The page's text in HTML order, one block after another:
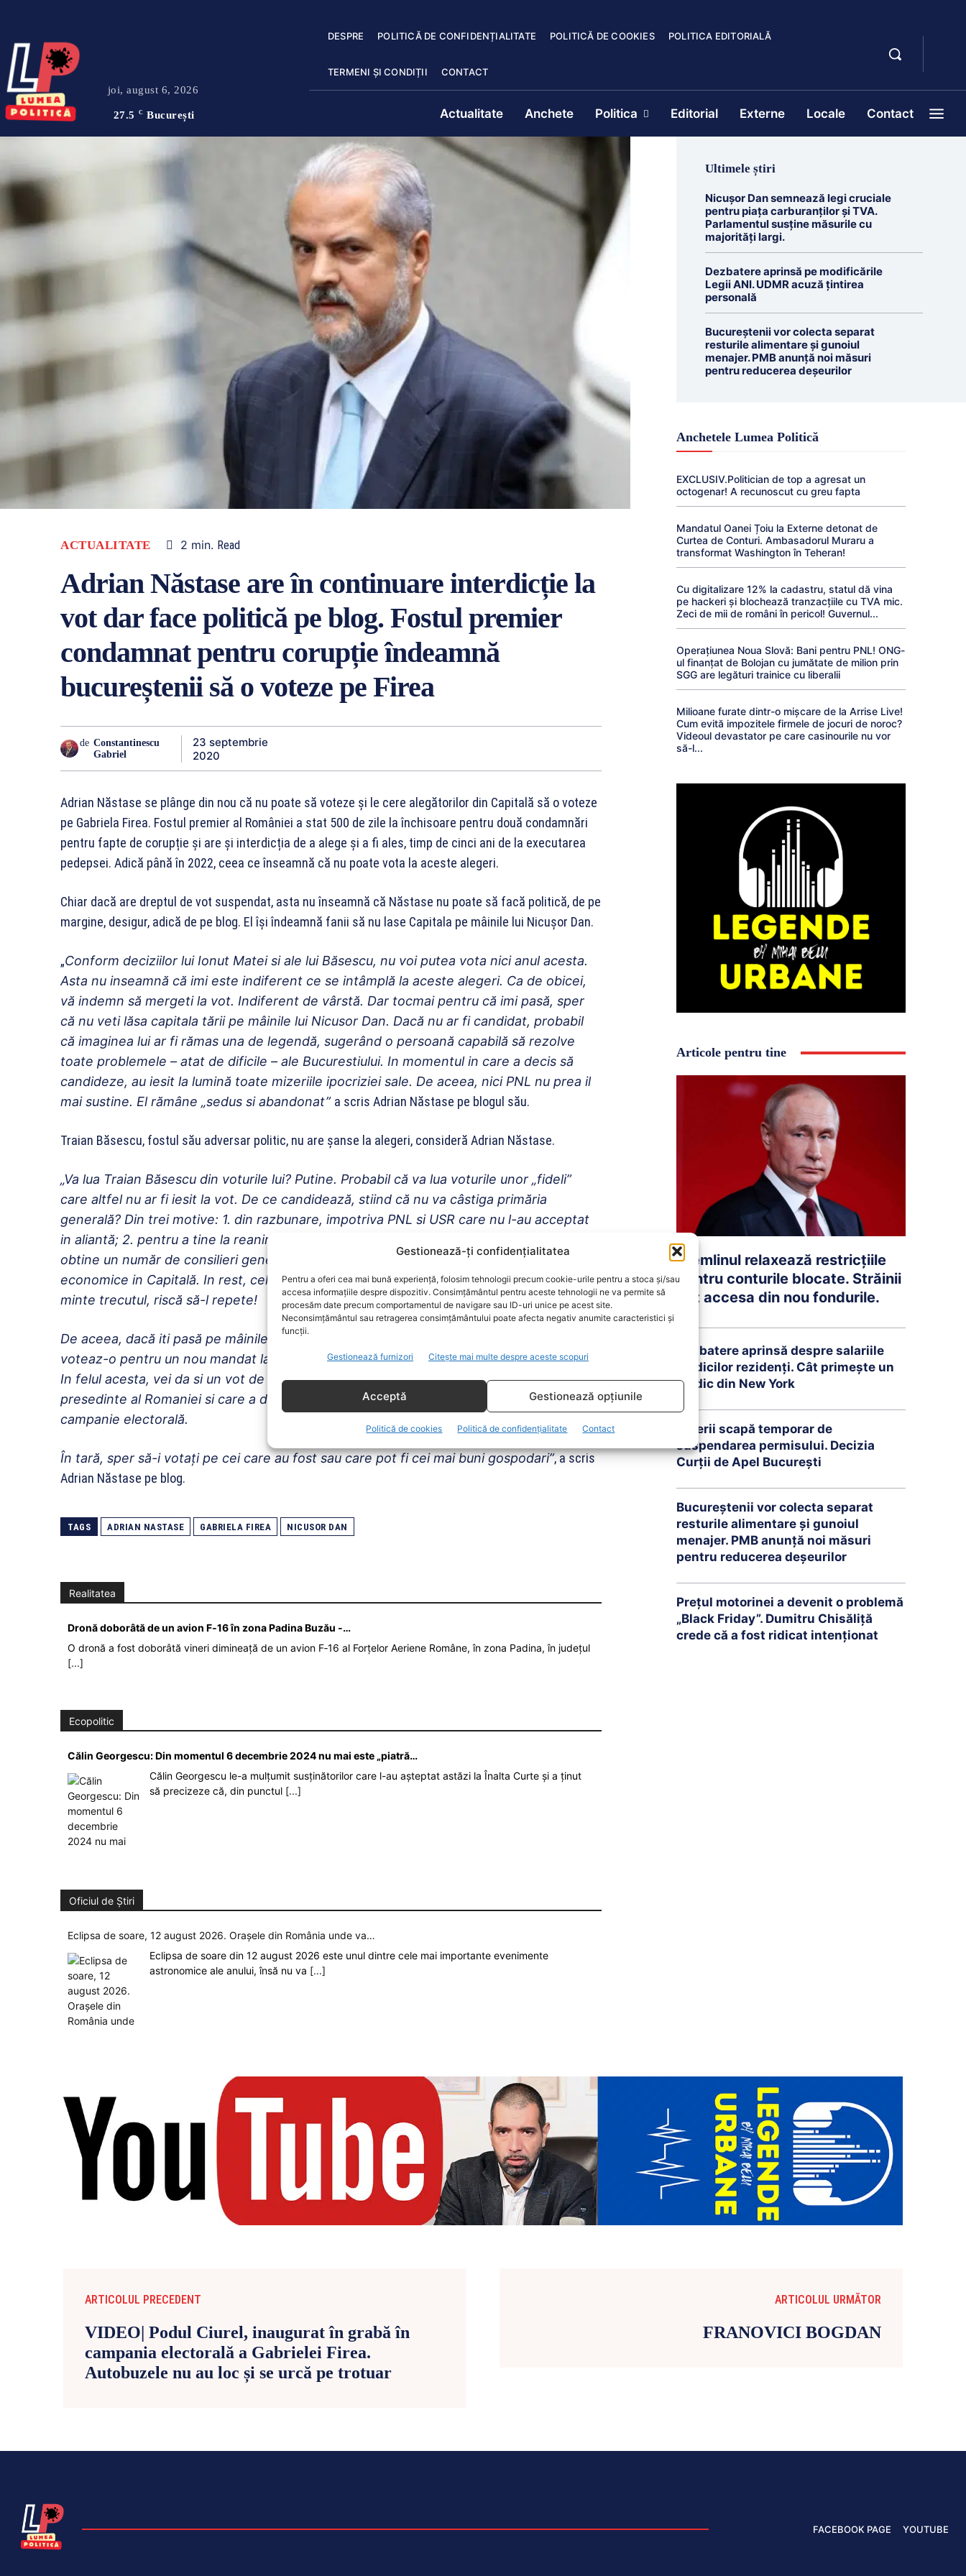
Gestionează-ți confidențialitatea
Pentru a oferi cea mai bună experiență, folosim tehnologii precum cookie-urile pentru a stoca și/sau
accesa informațiile despre dispozitiv. Consimțământul pentru aceste tehnologii ne va permite să
procesăm date precum comportamentul de navigare sau ID-uri unice pe acest site.
Neconsimțământul sau retragerea consimțământului poate afecta negativ anumite caracteristici și
funcții.
Gestionează furnizori Citește mai multe despre aceste scopuri
Acceptă Gestionează opțiunile
Politică de cookies Politică de confidențialitate Contact
joi, august 6, 2026
27.5 C București
DESPRE POLITICĂ DE CONFIDENȚIALITATE POLITICĂ DE COOKIES POLITICA EDITORIALĂ
TERMENI ȘI CONDIȚII CONTACT
Actualitate Anchete Politica Editorial Externe Locale Contact
ACTUALITATE 2 min. Read
Adrian Năstase are în continuare interdicție la
vot dar face politică pe blog. Fostul premier
condamnat pentru corupție îndeamnă
bucureștenii să o voteze pe Firea
de Constantinescu
Gabriel
23 septembrie
2020
Adrian Năstase se plânge din nou că nu poate să voteze și le cere alegătorilor din Capitală să o voteze
pe Gabriela Firea. Fostul premier al României a stat 500 de zile la închisoare pentru două condamnări
pentru fapte de corupție și are și interdicția de a alege și a fi ales, timp de cinci ani de la executarea
pedepsei. Adică până în 2022, ceea ce înseamnă că nu poate vota la aceste alegeri.
Chiar dacă are dreptul de vot suspendat, asta nu înseamnă că Năstase nu poate să facă politică, de pe
margine, desigur, adică de pe blog. El își îndeamnă fanii să nu lase Capitala pe mâinile lui Nicușor Dan.
„Conform deciziilor lui Ionut Matei si ale lui Băsescu, nu voi putea vota nici anul acesta.
Asta nu inseamnă că imi este indiferent ce se intâmplă la aceste alegeri. Ca de obicei,
vă indemn să mergeti la vot. Indiferent de vârstă. Dar tocmai pentru că imi pasă, sper
că nu veti lăsa capitala tării pe mâinile lui Nicusor Dan. Dacă nu ar fi candidat, probabil
că imaginea lui ar fi rămas una de legendă, sugerând o persoană capabilă să rezolve
toate problemele – atat de dificile – ale Bucurestiului. In momentul in care a decis să
candideze, au iesit la lumină toate mizeriile ipocriziei sale. De aceea, nici PNL nu prea il
mai sustine. El rămâne „sedus si abandonat” a scris Adrian Năstase pe blogul său.
Traian Băsescu, fostul său adversar politic, nu are șanse la alegeri, consideră Adrian Năstase.
„Va lua Traian Băsescu din voturile lui? Putine. Probabil că va lua voturile unor „fideli”
care altfel nu ar fi iesit la vot. De ce candidează, stiind că nu va câstiga primăria
generală? Din trei motive: 1. din razbunare, impotriva PNL si USR care nu l-au acceptat
in aliantă; 2. pentru a tine la reanimare PMP, până la alegerile parlamentare; 3. pentru a
obtine un număr de consilieri generali (si locali) cu care să participe la diferite jocuri
economice in Capitală. In rest, celor care vor să-l voteze, le amintesc că cei care nu tin
minte trecutul, riscă să-l repete!
De aceea, dacă iti pasă pe mâinile cui iti lasi orasul, respectând indemnul de la Digi24,
voteaz-o pentru un nou mandat la Primăria generală a Bucurestiului, pe Gabriela Firea.
In felul acesta, vei da si un vot de neincredere celui care ar fi trebuit să fie impartial ca
presedinte al Romaniei si care a devenit un jalnic purtător de cuvânt al PNL in această
campanie electorală.
În tară, sper să-i votați pe cei care au fost sau care pot fi cei mai buni gospodari”, a scris
Adrian Năstase pe blog.
TAGS ADRIAN NASTASE GABRIELA FIREA NICUSOR DAN
Realitatea
Dronă doborâtă de un avion F‑16 în zona Padina Buzău -…
O dronă a fost doborâtă vineri dimineață de un avion F‑16 al Forțelor Aeriene Române, în zona Padina, în județul
[...]
Ecopolitic
Călin Georgescu: Din momentul 6 decembrie 2024 nu mai este „piatră…
Călin Georgescu le-a mulțumit susținătorilor care l-au așteptat astăzi la Înalta Curte și a ținut
să precizeze că, din punctul [...]
Oficiul de Știri
Eclipsa de soare, 12 august 2026. Orașele din România unde va…
Eclipsa de soare din 12 august 2026 este unul dintre cele mai importante evenimente
astronomice ale anului, însă nu va [...]
Ultimele știri
Nicușor Dan semnează legi cruciale
pentru piața carburanților și TVA.
Parlamentul susține măsurile cu
majorități largi.
Dezbatere aprinsă pe modificările
Legii ANI. UDMR acuză țintirea
personală
Bucureștenii vor colecta separat
resturile alimentare și gunoiul
menajer. PMB anunță noi măsuri
pentru reducerea deșeurilor
Anchetele Lumea Politică
EXCLUSIV.Politician de top a agresat un
octogenar! A recunoscut cu greu fapta
Mandatul Oanei Țoiu la Externe detonat de
Curtea de Conturi. Ambasadorul Muraru a
transformat Washington în Teheran!
Cu digitalizare 12% la cadastru, statul dă vina
pe hackeri și blochează tranzacțiile cu TVA mic.
Zeci de mii de români în pericol! Guvernul...
Operațiunea Noua Slovă: Bani pentru PNL! ONG-
ul finanțat de Bolojan cu jumătate de milion prin
SGG are legături trainice cu liberalii
Milioane furate dintr-o mișcare de la Arrise Live!
Cum evită impozitele firmele de jocuri de noroc?
Videoul devastator pe care casinourile nu vor
să-l...
Articole pentru tine
Kremlinul relaxează restricțiile
pentru conturile blocate. Străinii
pot accesa din nou fondurile.
Dezbatere aprinsă despre salariile
medicilor rezidenți. Cât primește un
medic din New York
Șoferii scapă temporar de
suspendarea permisului. Decizia
Curții de Apel București
Bucureștenii vor colecta separat
resturile alimentare și gunoiul
menajer. PMB anunță noi măsuri
pentru reducerea deșeurilor
Prețul motorinei a devenit o problemă
„Black Friday”. Dumitru Chisăliță
crede că a fost ridicat intenționat
ARTICOLUL PRECEDENT
VIDEO| Podul Ciurel, inaugurat în grabă în
campania electorală a Gabrielei Firea.
Autobuzele nu au loc și se urcă pe trotuar
ARTICOLUL URMĂTOR
FRANOVICI BOGDAN
FACEBOOK PAGE YOUTUBE